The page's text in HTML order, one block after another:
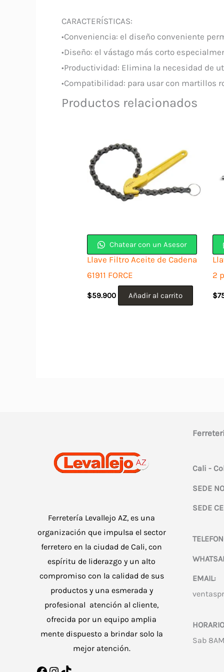
CARACTERÍSTICAS:
•Conveniencia: el diseño conveniente
•Diseño: el vástago más corto
•Productividad: Elimina la necesidad de
•Compatibilidad: para usar con martillos
Productos relacionados
Chatear con un Asesor
Llave Filtro Aceite de Cadena
61911 FORCE
$59.900 Añadir al carrito
2
$
Ferretería Levallejo AZ, es una
organización que impulsa el sector
ferretero en la ciudad de Cali, con
espíritu de liderazgo y un alto
compromiso con la calidad de sus
productos y una esmerada y
profesional atención al cliente,
ofrecida por un equipo amplia
mente dispuesto a brindar solo la
mejor atención.
Cali -
SEDE
SEDE
EMAIL:
Sab